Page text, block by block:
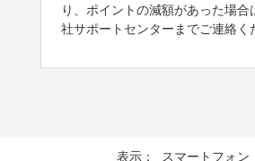
り、ポイントの減額があった場合
社サポートセンターまでご連絡く
表示： スマートフォン